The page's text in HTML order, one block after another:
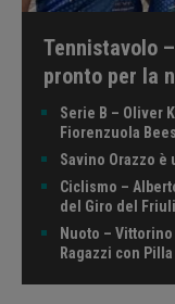
Tennistavolo
pronto per la
Serie B – Oliver
Fiorenzuola Bees
Savino Orazzo
Ciclismo –
del Giro del
Nuoto –
Ragazzi con